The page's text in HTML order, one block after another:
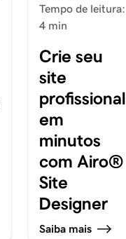
Tempo de leitura:
4 min
Crie seu
site
profissional
em
minutos
com Airo®
Site
Designer
Saiba mais